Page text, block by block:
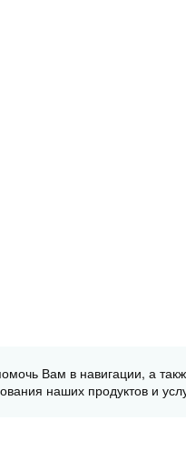
Вам в навигации, а
наших продуктов и